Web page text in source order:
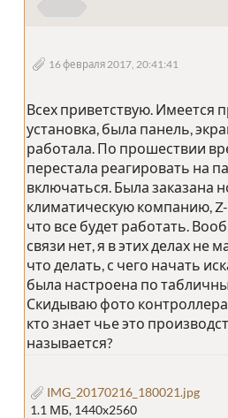
16 февраля 2017, 20:41:41
Всех приветствую. Имеется
установка, была панель,
работала. По прошествии
перестала реагировать на
включаться. Была заказана
климатическую компанию, Z-
что все будет работать.
связи нет, я в этих делах не
что делать, с чего начать
была настроена по
Скидываю фото
кто знает чье это
называется?
IMG_20170216_180021.jpg
1.1 МБ, 1440x2560